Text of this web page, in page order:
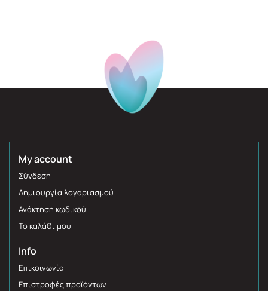
My account
Σύνδεση
Δημιουργία λογαριασμού
Ανάκτηση κωδικού
Το καλάθι μου
Info
Επικοινωνία
Επιστροφές προϊόντων